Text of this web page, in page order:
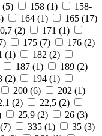
(5) 158 (1)
158-
) 164 (1) 165 (17)
(2) 171 (1)
) 175 (7) 176 (2)
(1) 182 (2)
187 (1) 189 (2)
(2) 194 (1)
200 (6) 202 (1)
(2) 22,5 (2)
25,9 (2) 26 (3)
7) 335 (1) 35 (3)